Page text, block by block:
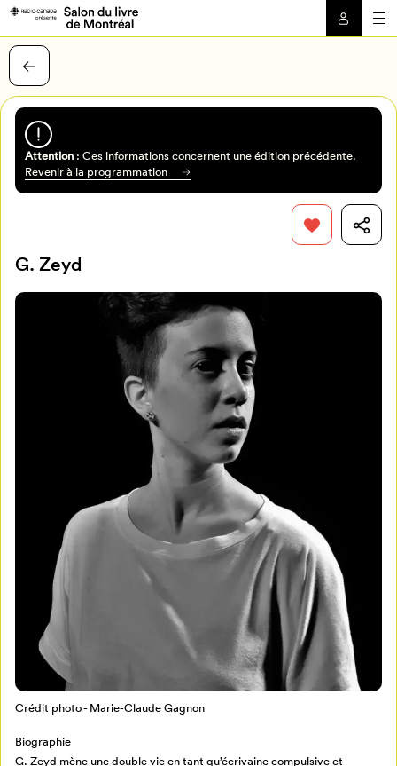
Mon Salon
Programmation
Billetterie
Attention: Ces informations concernent une édition précédente.
Revenir à la programmation
G. Zeyd
Crédit photo - Marie-Claude Gagnon
Biographie
G. Zeyd mène une double vie en tant qu’écrivaine compulsive et
Pour enregistrer vos favoris,
connectez-vous ou créez votre profil
Mon Salon
Se connecter
Créer un profil